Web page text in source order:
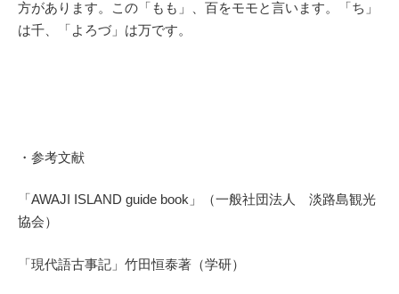
方があります。この「もも」、百をモモと言います。「ち」
は千、「よろづ」は万です。
・参考文献
「AWAJI ISLAND guide book」（一般社団法人 淡路島観光
協会）
「現代語古事記」竹田恒泰著（学研）